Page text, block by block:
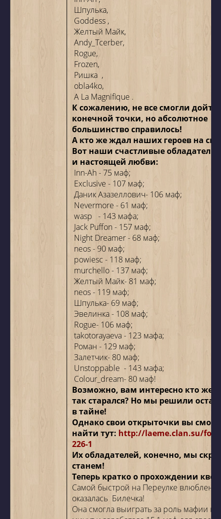
Шпулька,
Goddess ,
Желтый Майк,
Andy_Tcerber,
Rogue,
Frozen,
Ришка ,
obla4ko,
A La Magnifique .
К сожалению, не все смогли дойти
конечной точки, но абсолютное
большинство справилось!
А кто же ждал наших героев на
Вот наши счастливые обладатели
и настоящей любви:
Inn-Ah- 75 маф;
Exclusive - 107 маф;
Даник Азазеллович- 106 маф;
Nevermore - 61 маф;
wasp - 143 мафа;
Jack Puffon- 157 маф;
Night Dreamer- 68 маф;
neos- 90 маф;
powiesc - 118 маф;
murchello- 137 маф;
Желтый Майк- 81 маф;
neos- 119 маф;
Шпулька- 69 маф;
Эвелинка- 108 маф;
Rogue- 106 маф;
takotorayaeva- 123 мафа;
Роман - 129 маф;
Залетчик- 80 маф;
Unstoppable - 143 мафа;
Colour_dream- 80 маф!
Возможно, вам интересно кто же
так старался? Но мы решили
в тайне!
Однако свои открыточки вы
найти тут: http://laeme.clan.su/
226-1
Их обладателей, конечно, мы
станем!
Теперь кратко о прохождении
Самой быстрой на Переулке
оказалась Билечка!
Она смогла выиграть за роль мафии